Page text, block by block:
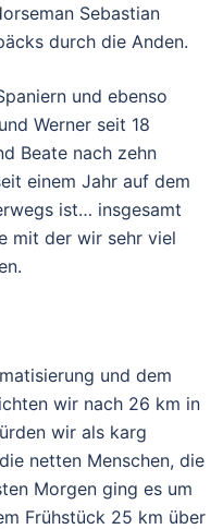
Sebastian
durch die Anden.
und ebenso
Werner seit 18
Beate nach zehn
einem Jahr auf dem
ist… insgesamt
mit der wir sehr viel
und dem
wir nach 26 km in
wir als karg
netten Menschen, die
Morgen ging es um
Frühstück 25 km über